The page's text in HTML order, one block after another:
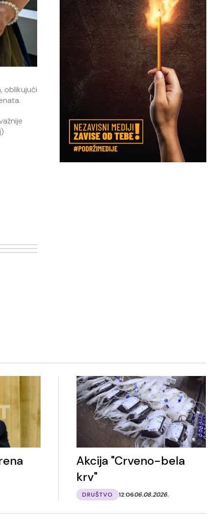
oblikujući
Akcija "Crveno-bela
krv"
DRUŠTVO 12:0606.08.2026.